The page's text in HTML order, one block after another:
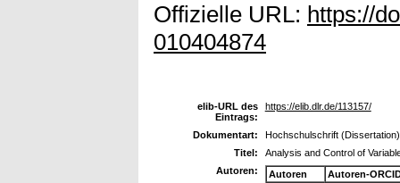
Offizielle URL: https://
010404874
elib-URL des
Eintrags:
https://elib.dlr.de/113157/
Dokumentart:
Hochschulschrift (Dissertation)
Titel:
Analysis and Control of
Autoren:
Autoren
Autoren-